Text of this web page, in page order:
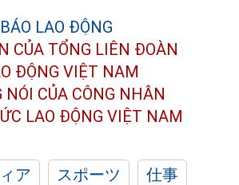
CỦA TỔNG LIÊN ĐOÀN
ĐỘNG VIỆT NAM
NÓI CỦA CÔNG NHÂN
LAO ĐỘNG VIỆT NAM
ア スポーツ
仕事